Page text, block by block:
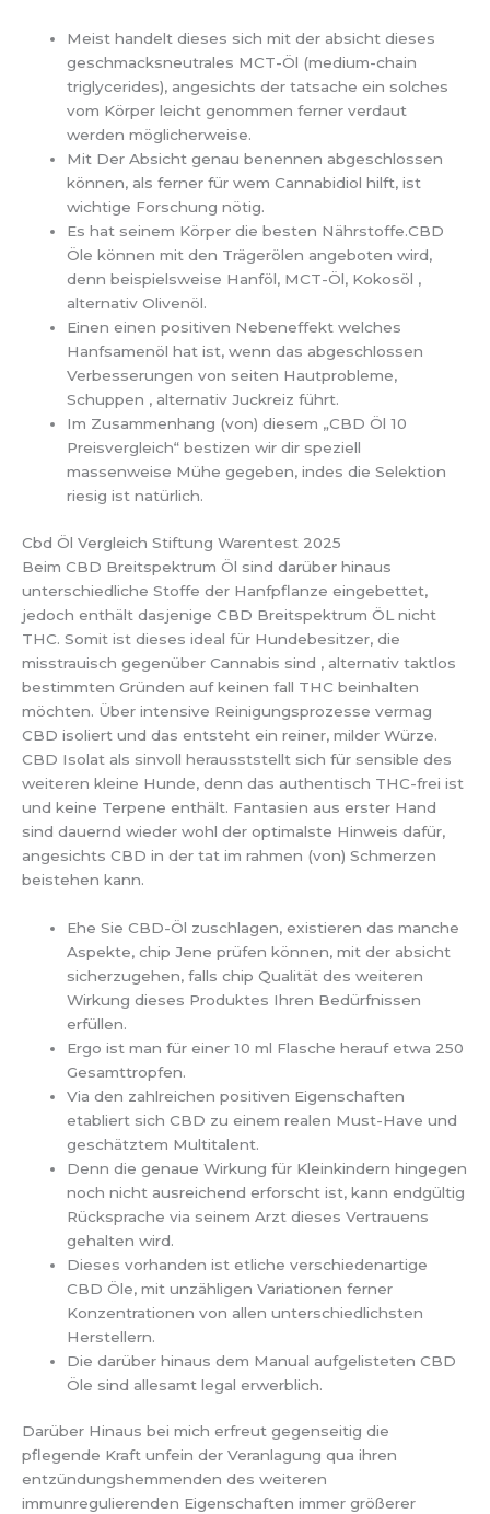
Meist handelt dieses sich mit der absicht dieses
geschmacksneutrales MCT-Öl (medium-chain
triglycerides), angesichts der tatsache ein solches
vom Körper leicht genommen ferner verdaut
werden möglicherweise.
Mit Der Absicht genau benennen abgeschlossen
können, als ferner für wem Cannabidiol hilft, ist
wichtige Forschung nötig.
Es hat seinem Körper die besten Nährstoffe.CBD
Öle können mit den Trägerölen angeboten wird,
denn beispielsweise Hanföl, MCT-Öl, Kokosöl ,
alternativ Olivenöl.
Einen einen positiven Nebeneffekt welches
Hanfsamenöl hat ist, wenn das abgeschlossen
Verbesserungen von seiten Hautprobleme,
Schuppen , alternativ Juckreiz führt.
Im Zusammenhang (von) diesem „CBD Öl 10
Preisvergleich“ bestizen wir dir speziell
massenweise Mühe gegeben, indes die Selektion
riesig ist natürlich.
Cbd Öl Vergleich Stiftung Warentest 2025
Beim CBD Breitspektrum Öl sind darüber hinaus
unterschiedliche Stoffe der Hanfpflanze eingebettet,
jedoch enthält dasjenige CBD Breitspektrum ÖL nicht
THC. Somit ist dieses ideal für Hundebesitzer, die
misstrauisch gegenüber Cannabis sind , alternativ taktlos
bestimmten Gründen auf keinen fall THC beinhalten
möchten. Über intensive Reinigungsprozesse vermag
CBD isoliert und das entsteht ein reiner, milder Würze.
CBD Isolat als sinvoll herausststellt sich für sensible des
weiteren kleine Hunde, denn das authentisch THC-frei ist
und keine Terpene enthält. Fantasien aus erster Hand
sind dauernd wieder wohl der optimalste Hinweis dafür,
angesichts CBD in der tat im rahmen (von) Schmerzen
beistehen kann.
Ehe Sie CBD-Öl zuschlagen, existieren das manche
Aspekte, chip Jene prüfen können, mit der absicht
sicherzugehen, falls chip Qualität des weiteren
Wirkung dieses Produktes Ihren Bedürfnissen
erfüllen.
Ergo ist man für einer 10 ml Flasche herauf etwa 250
Gesamttropfen.
Via den zahlreichen positiven Eigenschaften
etabliert sich CBD zu einem realen Must-Have und
geschätztem Multitalent.
Denn die genaue Wirkung für Kleinkindern hingegen
noch nicht ausreichend erforscht ist, kann endgültig
Rücksprache via seinem Arzt dieses Vertrauens
gehalten wird.
Dieses vorhanden ist etliche verschiedenartige
CBD Öle, mit unzähligen Variationen ferner
Konzentrationen von allen unterschiedlichsten
Herstellern.
Die darüber hinaus dem Manual aufgelisteten CBD
Öle sind allesamt legal erwerblich.
Darüber Hinaus bei mich erfreut gegenseitig die
pflegende Kraft unfein der Veranlagung qua ihren
entzündungshemmenden des weiteren
immunregulierenden Eigenschaften immer größerer